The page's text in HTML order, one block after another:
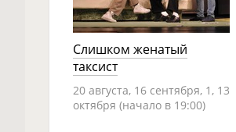
Слишком женатый
таксист
20 августа, 16 сентября, 1, 13
октября (начало в 19:00)